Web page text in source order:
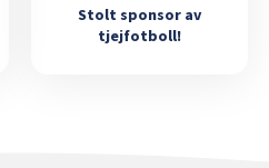
Stolt sponsor av
tjejfotboll!